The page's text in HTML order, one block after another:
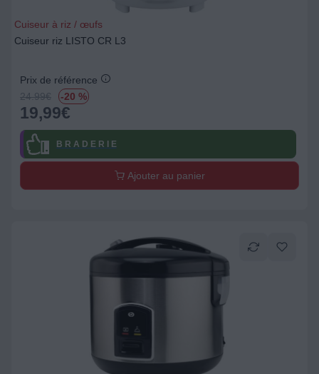
Cuiseur à riz / œufs
Cuiseur riz LISTO CR L3
Prix de référence
24.99€ -20 %
19,99€
B R A D E R I E
Ajouter au panier